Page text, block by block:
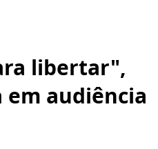
libertar",
em audiência